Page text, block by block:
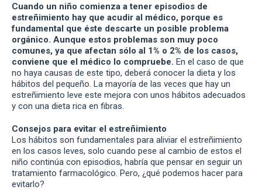
Cuando un niño comienza a tener episodios de
estreñimiento hay que acudir al médico, porque es
fundamental que éste descarte un posible problema
orgánico. Aunque estos problemas son muy poco
comunes, ya que afectan sólo al 1% o 2% de los casos,
conviene que el médico lo compruebe. En el caso de que
no haya causas de este tipo, deberá conocer la dieta y los
hábitos del pequeño. La mayoría de las veces que hay un
estreñimiento leve este mejora con unos hábitos adecuados
y con una dieta rica en fibras.
Consejos para evitar el estreñimiento
Los hábitos son fundamentales para aliviar el estreñimiento
en los casos leves, solo cuando pese al cambio de estos el
niño continúa con episodios, habría que pensar en seguir un
tratamiento farmacológico. Pero, ¿qué podemos hacer para
evitarlo?